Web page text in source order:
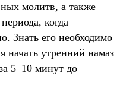
молитв, а также
когда
Знать его необходимо
начать утренний намаз
5–10 минут до